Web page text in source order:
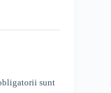
sunt